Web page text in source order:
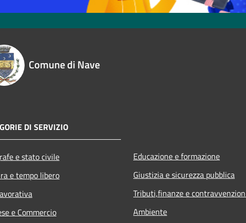
Comune di Nave
DI SERVIZIO
e stato civile
e tempo libero
e Commercio
Educazione e formazione
Giustizia e sicurezza pubblica
Tributi,finanze e
Ambiente